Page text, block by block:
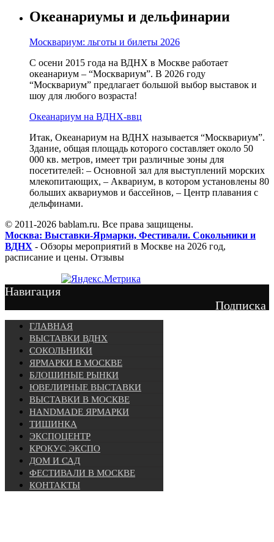
Океанариумы и дельфинарии
Москвариум: льготы и билеты 2026
С осени 2015 года на ВДНХ в Москве работает
океанариум – “Москвариум”. В 2026 году
“Москвариум” предлагает большой выбор выставок и
шоу для любого возраста!
Океанариум на ВДНХ-ввц
Итак, Океанариум на ВДНХ называется “Москвариум”.
Здание, общая площадь которого составляет около 50
000 кв. метров, имеет три различные зоны для
посетителей: – Основной зал для выступлений морских
млекопитающих, – Аквариум, в котором установлены 80
больших аквариумов и бассейнов, – Центр плавания с
дельфинами.
© 2011-2026 bablam.ru. Все права защищены.
Москва: Выставки-Ярмарки, Фестивали. Сокольники и
ВДНХ - Обзоры мероприятий в Москве на 2026 год,
расписание и цены. Отзывы
Навигация
Подписка
ГЛАВНАЯ
ВЫСТАВКИ ВДНХ
СОКОЛЬНИКИ
ЯРМАРКИ В МОСКВЕ
БЛОШИНЫЕ РЫНКИ
ЮВЕЛИРНЫЕ ВЫСТАВКИ
ВЫСТАВКИ В МОСКВЕ
HANDMADE ЯРМАРКИ
ТИШИНКА
ЭКСПОЦЕНТР
КРОКУС ЭКСПО
ДОМ И САД
ФЕСТИВАЛИ В МОСКВЕ
КОНТАКТЫ